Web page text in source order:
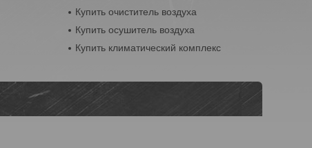
Купить очиститель воздуха
Купить осушитель воздуха
Купить климатический комплекс